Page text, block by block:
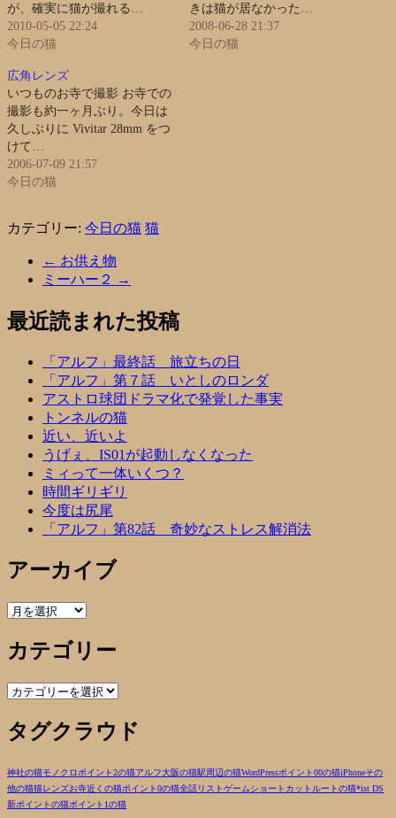
が、確実に猫が撮れる…
2010-05-05 22:24
今日の猫
きは猫が居なかった…
2008-06-28 21:37
今日の猫
広角レンズ
いつものお寺で撮影 お寺での
撮影も約一ヶ月ぶり。今日は
久しぶりに Vivitar 28mm をつ
けて…
2006-07-09 21:57
今日の猫
カテゴリー: 今日の猫 猫
← お供え物
ミーハー２
→
最近読まれた投稿
「アルフ」最終話 旅立ちの日
「アルフ」第７話 いとしのロンダ
アストロ球団ドラマ化で発覚した事実
トンネルの猫
近い、近いよ
うげぇ、IS01が起動しなくなった
ミィって一体いくつ？
時間ギリギリ
今度は尻尾
「アルフ」第82話 奇妙なストレス解消法
アーカイブ
ア
カ
イ
ブ
カテゴリー
カ
ゴ
リ
ー
タグクラウド
神社の猫モノクロ ポイント2の猫アルフ大阪の猫駅周辺の猫WordPressポイント00の猫iPhoneその
他の猫猫レンズお寺近くの猫ポイント0の猫全話リストゲームショートカットルートの猫*ist DS
新ポイントの猫ポイント1の猫